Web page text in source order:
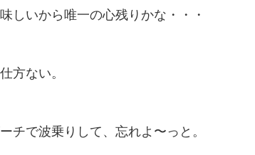
しいから唯一の心残りかな・・・
方ない。
チで波乗りして、忘れよ〜っと。